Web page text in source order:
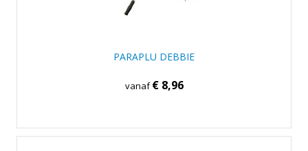
PARAPLU DEBBIE
vanaf€ 8,96